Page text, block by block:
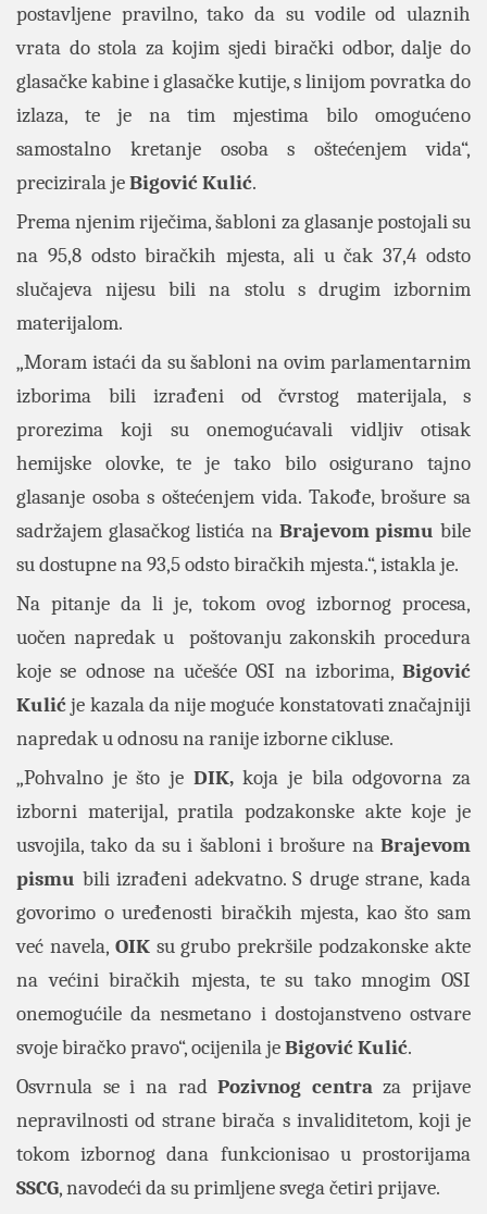
postavljene pravilno, tako da su vodile od ulaznih
vrata do stola za kojim sjedi birački odbor, dalje do
glasačke kabine i glasačke kutije, s linijom povratka do
izlaza, te je na tim mjestima bilo omogućeno
samostalno kretanje osoba s oštećenjem vida“,
precizirala jeBigović Kulić.
Prema njenim riječima, šabloni za glasanje postojali su
na 95,8 odsto biračkih mjesta, ali u čak 37,4 odsto
slučajeva nijesu bili na stolu s drugim izbornim
materijalom.
„Moram istaći da su šabloni na ovim parlamentarnim
izborima bili izrađeni od čvrstog materijala, s
prorezima koji su onemogućavali vidljiv otisak
hemijske olovke, te je tako bilo osigurano tajno
glasanje osoba s oštećenjem vida. Takođe, brošure sa
sadržajem glasačkog listića na Brajevom pismu bile
su dostupne na 93,5 odsto biračkih mjesta.“, istakla je.
Na pitanje da li je, tokom ovog izbornog procesa,
uočen napredak u poštovanju zakonskih procedura
koje se odnose na učešće OSI na izborima, Bigović
Kulićje kazala da nije moguće konstatovati značajniji
napredak u odnosu na ranije izborne cikluse.
„Pohvalno je što je DIK,koja je bila odgovorna za
izborni materijal, pratila podzakonske akte koje je
usvojila, tako da su i šabloni i brošure na Brajevom
pismu bili izrađeni adekvatno. S druge strane, kada
govorimo o uređenosti biračkih mjesta, kao što sam
već navela, OIKsu grubo prekršile podzakonske akte
na većini biračkih mjesta, te su tako mnogim OSI
onemogućile da nesmetano i dostojanstveno ostvare
svoje biračko pravo“, ocijenila jeBigovićKulić.
Osvrnula se i na radPozivnog centraza prijave
nepravilnosti od strane birača s invaliditetom, koji je
tokom izbornog dana funkcionisao u prostorijama
SSCG, navodeći da su primljene svega četiri prijave.